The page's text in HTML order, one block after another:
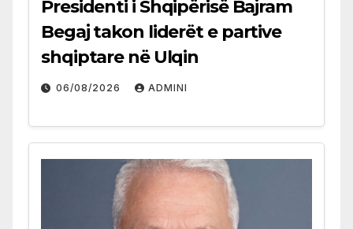
Presidenti i Shqipërisë Bajram
Begaj takon liderët e partive
shqiptare në Ulqin
06/08/2026 ADMINI